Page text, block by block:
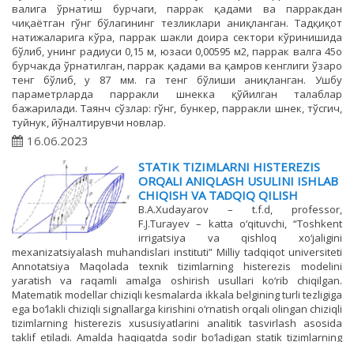
валига ўрнатиш бурчаги, паррак қадами ва парракдан
чиқаётган гўнг бўлагининг тезликлари аниқланган. Тадқиқот
натижаларига кўра, паррак шакли доира сектори кўринишида
бўлиб, унинг радиуси 0,15 м, юзаси 0,00595 м2, паррак валга 45ο
бурчакда ўрнатилган, паррак қадами ва қамров кенглиги ўзаро
тенг бўлиб, у 87 мм. га тенг бўлиши аниқланган. Ушбу
параметрларда парракли шнекка қўйилган талаблар
бажарилади. Таянч сўзлар: гўнг, бункер, парракли шнек, тўсгич,
туйнук, йўналтирувчи новлар.
16.06.2023
STATIK TIZIMLARNI HISTEREZIS
ORQALI ANIQLASH USULINI ISHLAB
CHIQISH VA TADQIQ QILISH
B.A.Xudayarov – t.f.d, professor,
F.J.Turaуev – katta o‘qituvchi, “Toshkent
irrigatsiya va qishloq xo‘jaligini
mexanizatsiyalash muhandislari instituti” Milliy tadqiqot universiteti
Annotatsiya Maqolada texnik tizimlarning histerezis modelini
yaratish va raqamli amalga oshirish usullari ko‘rib chiqilgan.
Matematik modellar chiziqli kesmalarda ikkala belgining turli tezligiga
ega bo‘lakli chiziqli signallarga kirishini o‘rnatish orqali olingan chiziqli
tizimlarning histerezis xususiyatlarini analitik tasvirlash asosida
taklif etiladi. Amalda haqiqatda sodir bo‘ladigan statik tizimlarning